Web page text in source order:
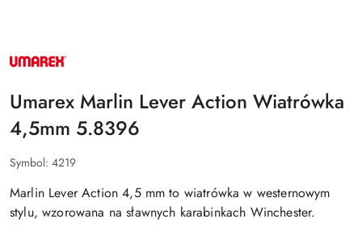
NAZWA
PRODUCENTA:
Umarex Marlin Lever Action Wiatrówka
4,5mm 5.8396
Symbol: 4219
Marlin Lever Action 4,5 mm to wiatrówka w westernowym
stylu, wzorowana na sławnych karabinkach Winchester.